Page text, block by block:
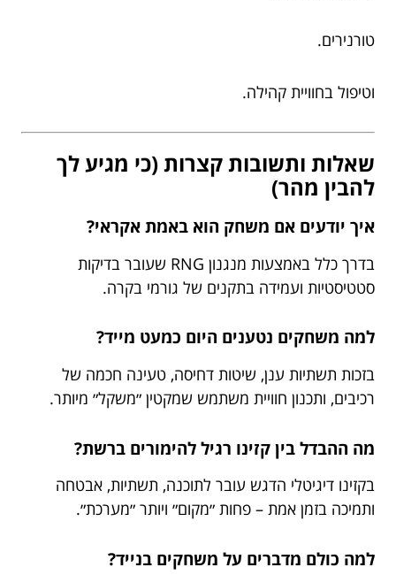
טורנירים.
וטיפול בחוויית קהילה.
שאלות ותשובות קצרות (כי מגיע לך
להבין מהר)
איך יודעים אם משחק הוא באמת אקראי?
בדרך כלל באמצעות מנגנון RNG שעובר בדיקות
סטטיסטיות ועמידה בתקנים של גורמי בקרה.
למה משחקים נטענים היום כמעט מייד?
בזכות תשתיות ענן, שיטות דחיסה, טעינה חכמה של
רכיבים, ותכנון חוויית משתמש שמקטין ״משקל״ מיותר.
מה ההבדל בין קזינו רגיל להימורים ברשת?
בקזינו דיגיטלי הדגש עובר לתוכנה, תשתיות, אבטחה
ותמיכה בזמן אמת – פחות ״מקום״ ויותר ״מערכת״.
למה כולם מדברים על משחקים בנייד?